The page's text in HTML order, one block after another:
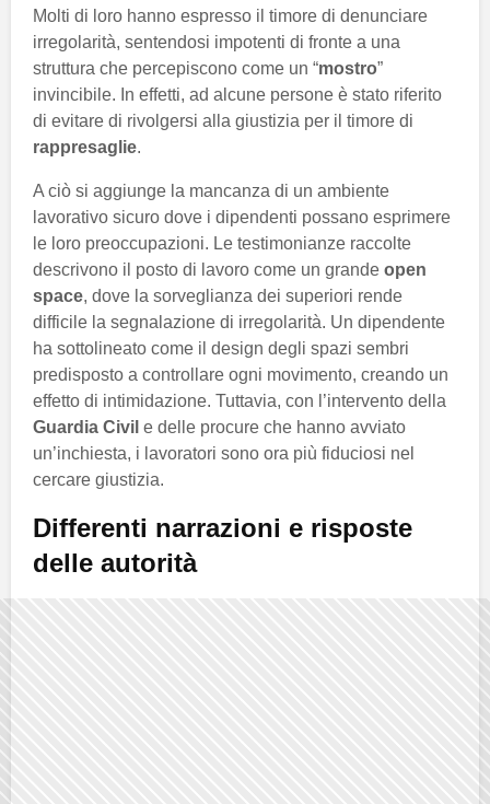
Molti di loro hanno espresso il timore di denunciare
irregolarità, sentendosi impotenti di fronte a una
struttura che percepiscono come un “mostro”
invincibile. In effetti, ad alcune persone è stato riferito
di evitare di rivolgersi alla giustizia per il timore di
rappresaglie.
A ciò si aggiunge la mancanza di un ambiente
lavorativo sicuro dove i dipendenti possano esprimere
le loro preoccupazioni. Le testimonianze raccolte
descrivono il posto di lavoro come un grande open
space, dove la sorveglianza dei superiori rende
difficile la segnalazione di irregolarità. Un dipendente
ha sottolineato come il design degli spazi sembri
predisposto a controllare ogni movimento, creando un
effetto di intimidazione. Tuttavia, con l’intervento della
Guardia Civil e delle procure che hanno avviato
un’inchiesta, i lavoratori sono ora più fiduciosi nel
cercare giustizia.
Differenti narrazioni e risposte
delle autorità